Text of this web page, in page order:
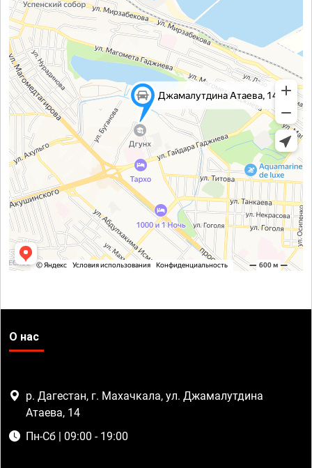
О нас
р. Дагестан, г. Махачкала, ул. Джамалутдина
Атаева, 14
Пн-Сб | 09:00 - 19:00